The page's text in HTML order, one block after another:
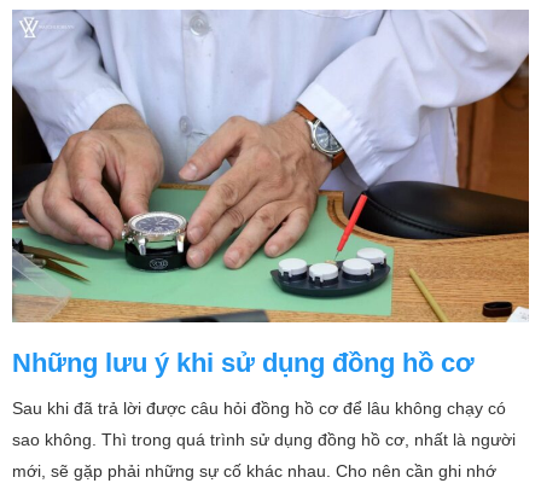
Những lưu ý khi sử dụng đồng hồ cơ
Sau khi đã trả lời được câu hỏi đồng hồ cơ để lâu không chạy có
sao không. Thì trong quá trình sử dụng đồng hồ cơ, nhất là người
mới, sẽ gặp phải những sự cố khác nhau. Cho nên cần ghi nhớ